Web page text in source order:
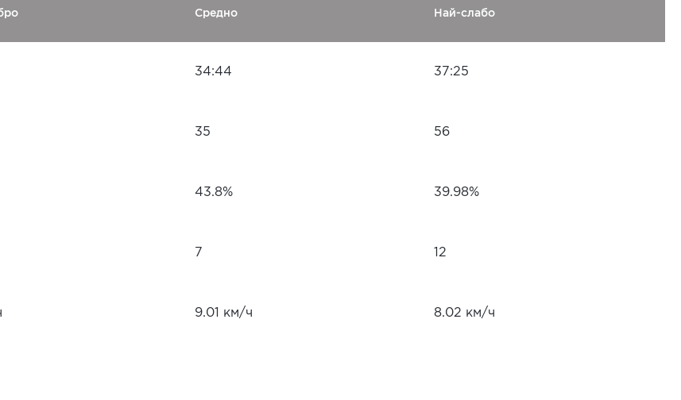
Средно Най-слабо
34:44 37:25
35 56
43.8% 39.98%
7 12
9.01 км/ч 8.02 км/ч